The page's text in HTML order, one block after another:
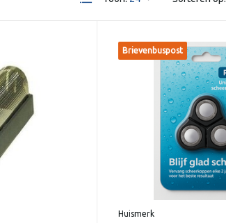
Brievenbuspost
Huismerk